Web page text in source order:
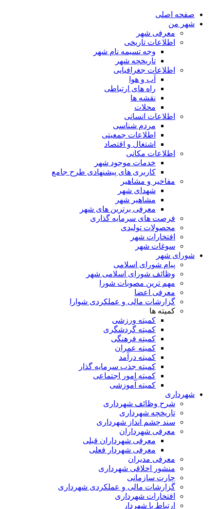
صفحه اصلی
شهر من
معرفی شهر
اطلاعات تاریخی
وجه تسیمه نام شهر
تاریخچه شهر
اطلاعات جغرافیایی
آب و هوا
راه های ارتباطی
نقشه ها
محلات
اطلاعات انسانی
مردم شناسی
اطلاعات جمعیتی
اشتغال و اقتصاد
اطلاعات مکانی
خدمات موجود شهر
کاربری های پیشنهادی طرح جامع
مفاخیر و مشاهیر
شهدای شهر
مشاهیر شهر
معرفی برترین های شهر
فرصت های سرمایه گذاری
محصولات تولیدی
افتخارات شهر
سوغات شهر
شورای شهر
پیام شورای اسلامی
وظائف شورای اسلامی شهر
مهم ترین مصوبات شورا
معرفی اعضا
گزارشات مالی و عملکردی شوارا
کمیته ها
کمیته ورزشی
کمیته گردشگری
کمیته فرهنگی
کمیته عمران
کمیته درآمد
کمیته جذب سرمایه گذار
کمیته امور اجتماعی
کمیته آموزشی
شهرداری
شرح وظائف شهرداری
تاریخچه شهرداری
سند چشم انداز شهرداری
معرفی شهرداران
معرفی شهرداران قبلی
معرفی شهردار فعلی
معرفی مدیران
منشور اخلاقی شهرداری
چارت سازمانی
گزارشات مالی و عملکردی شهرداری
افتخارات شهرداری
ارتباط با شهردار